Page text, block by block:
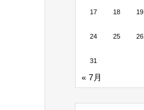
17 18 19
24 25 26
31
« 7月